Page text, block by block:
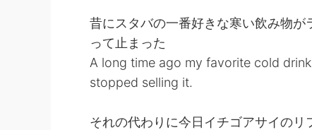
昔にスタバの一番好きな寒い飲み物
って止まった
A long time ago my favorite cold
stopped selling it.
それの代わりに今日イチゴアサイのリ